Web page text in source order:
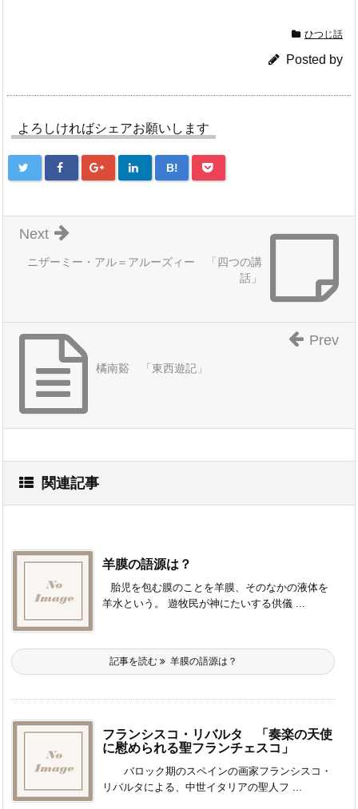
ひつじ話
Posted by
よろしければシェアお願いします
B!
ニザーミー・アル＝アルーズィー 「四つの講
話」
Next
橘南谿 「東西遊記」
Prev
関連記事
羊膜の語源は？
胎児を包む膜のことを羊膜、そのなかの液体を
羊水という。 遊牧民が神にたいする供儀 ...
記事を読む 羊膜の語源は？
フランシスコ・リバルタ 「奏楽の天使
に慰められる聖フランチェスコ」
バロック期のスペインの画家フランシスコ・
リバルタによる、中世イタリアの聖人フ ...